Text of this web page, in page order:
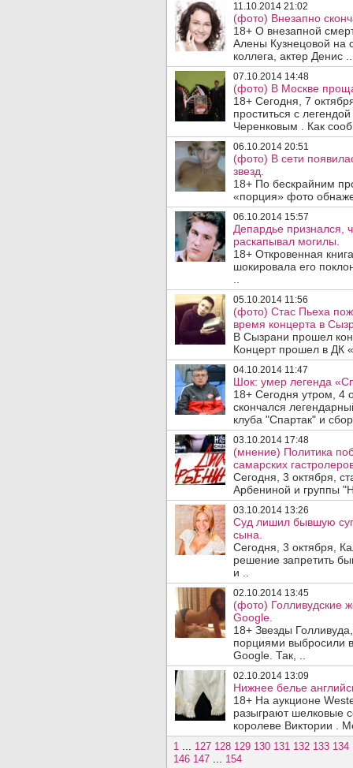
11.10.2014 21:02
(фото) Внезапно
18+ О внезапной
Алены Кузнецовой на
коллега, актер Денис ..
07.10.2014 14:48
(фото) В Москве
18+ Сегодня, 7
проститься с
Черенковым . Как
06.10.2014 20:51
(фото) В сети
звезд.
18+ По бескрайним
«порция» фото
06.10.2014 15:57
Депардье признался,
раскапывал могилы.
18+ Откровенная
шокировала его
05.10.2014 11:56
(фото) Стас Пьеха
время концерта в
В Сызрани прошел
Концерт прошел в ДК
04.10.2014 11:47
Шок: умер легенда
18+ Сегодня утром, 4
скончался
клуба "Спартак" и
03.10.2014 17:48
(мнение) Политика
самарских
Сегодня, 3 октября,
Арбениной и группы
03.10.2014 13:26
Суд лишил бывшую
сына.
Сегодня, 3 октября,
решение запретить
и ..
02.10.2014 13:45
(фото) Голливудские
Google.
18+ Звезды
порциями выбросили
Google. Так, ..
02.10.2014 13:09
Нижнее белье
18+ На аукционе
разыграют шелковые
королеве Виктории .
1 127 128 129 130 131 132 133 134
146 147 154